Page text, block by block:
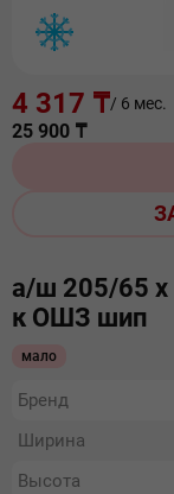
4 317 ₸/ 6 мес.
25 900 ₸
а/ш 205/65 х
к ОШЗ шип
мало
Бренд
Ширина
Высота